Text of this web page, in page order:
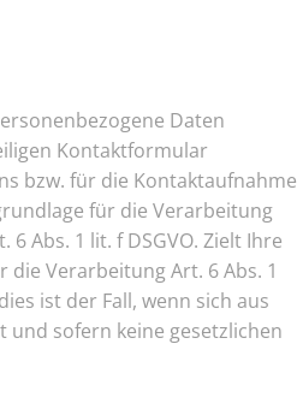
Daten
Kontaktformular
bzw. für die Kontaktaufnahme
für die Verarbeitung
Abs. 1 lit. f DSGVO. Zielt Ihre
Verarbeitung Art. 6 Abs. 1
ist der Fall, wenn sich aus
sofern keine gesetzlichen